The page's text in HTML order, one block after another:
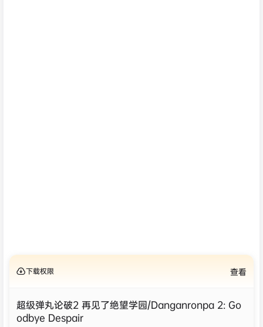
下载权限 查看
超级弹丸论破2 再见了绝望学园/Danganronpa 2: Go
odbye Despair